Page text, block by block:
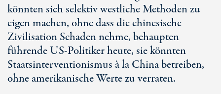
könnten sich selektiv westliche Methoden zu
eigen machen, ohne dass die chinesische
Zivilisation Schaden nehme, behaupten
führendeUS-Politikerheute, sie könnten
Staatsinterventionismus à laChina betreiben,
ohne amerikanische Werte zu verraten.